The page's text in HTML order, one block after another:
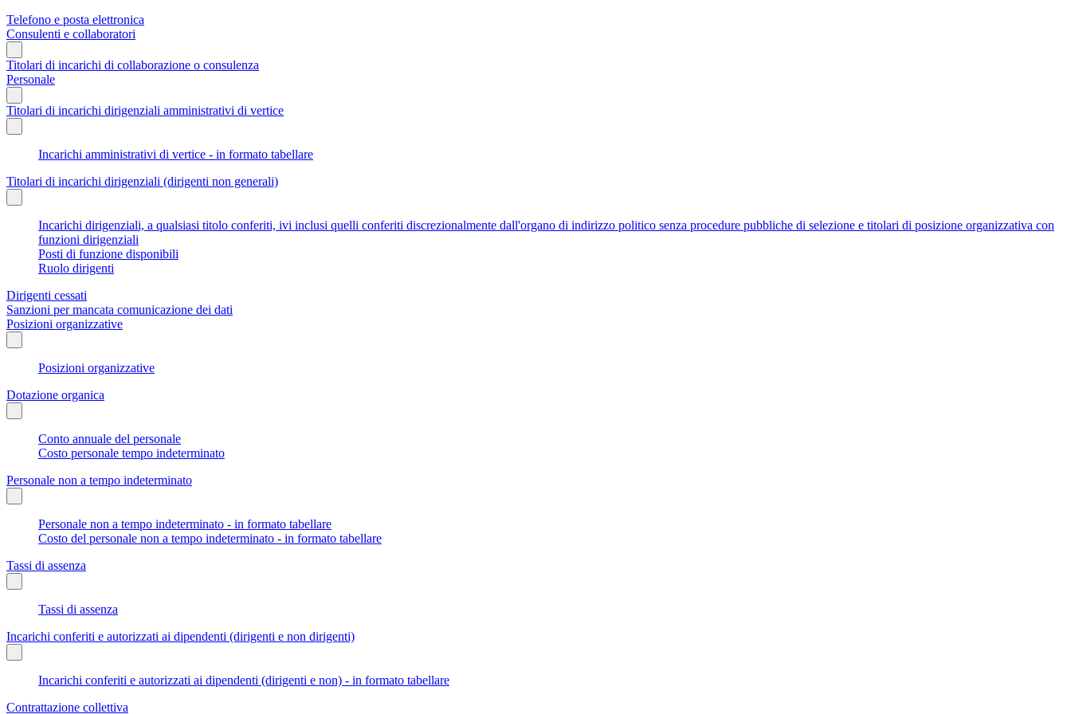
Telefono e posta elettronica
Consulenti e collaboratori
Titolari di incarichi di collaborazione o consulenza
Personale
Titolari di incarichi dirigenziali amministrativi di vertice
Incarichi amministrativi di vertice - in formato tabellare
Titolari di incarichi dirigenziali (dirigenti non generali)
Incarichi dirigenziali, a qualsiasi titolo conferiti, ivi inclusi quelli conferiti discrezionalmente dall'organo di indirizzo politico senza procedure pubbliche di selezione e titolari di posizione organizzativa con
funzioni dirigenziali
Posti di funzione disponibili
Ruolo dirigenti
Dirigenti cessati
Sanzioni per mancata comunicazione dei dati
Posizioni organizzative
Posizioni organizzative
Dotazione organica
Conto annuale del personale
Costo personale tempo indeterminato
Personale non a tempo indeterminato
Personale non a tempo indeterminato - in formato tabellare
Costo del personale non a tempo indeterminato - in formato tabellare
Tassi di assenza
Tassi di assenza
Incarichi conferiti e autorizzati ai dipendenti (dirigenti e non dirigenti)
Incarichi conferiti e autorizzati ai dipendenti (dirigenti e non) - in formato tabellare
Contrattazione collettiva